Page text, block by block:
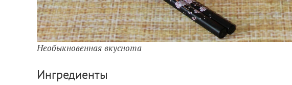
Необыкновенная вкуснота
Ингредиенты